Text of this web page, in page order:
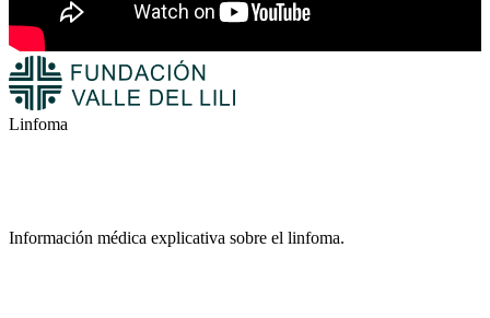
Linfoma
Información médica explicativa sobre el linfoma.